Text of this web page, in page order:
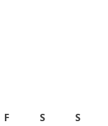
F S
S